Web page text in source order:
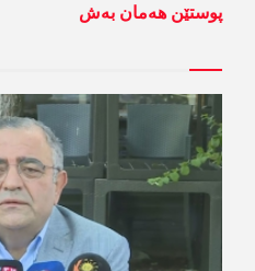
پوستێن ھەمان بەش